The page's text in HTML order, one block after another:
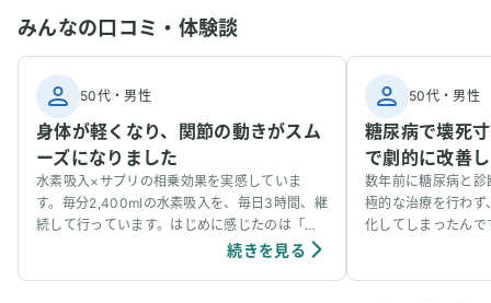
みんなの口コミ・体験談
50代・男性
身体が軽くなり、関節の動きがスム
ーズになりました
水素吸入×サプリの相乗効果を実感していま
す。毎分2,400mlの水素吸入を、毎日3時間、継
続して行っています。はじめに感じたのは「身
体の軽さ」と「関節のスムーズな動き」でし
続きを見る
50代・男性
糖尿病で壊死
で劇的に改善
数年前に糖尿病と
極的な治療を行わ
化してしまったん